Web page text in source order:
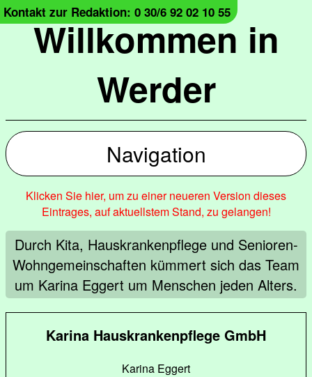
Willkommen in
Werder
Kontakt zur Redaktion: 0 30/6 92 02 10 55
Navigation
Klicken Sie hier, um zu einer neueren Version dieses
Eintrages, auf aktuellstem Stand, zu gelangen!
Durch Kita, Hauskrankenpflege und Senioren-
Wohngemeinschaften kümmert sich das Team
um Karina Eggert um Menschen jeden Alters.
Karina Hauskrankenpflege GmbH
Karina Eggert